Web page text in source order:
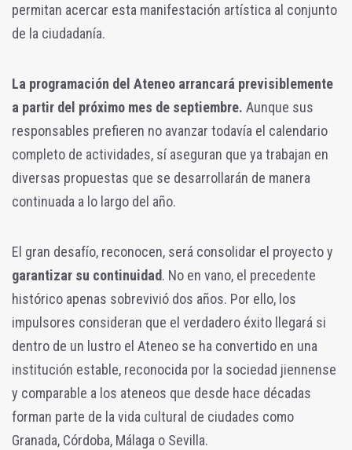
permitan acercar esta manifestación artística al conjunto
de la ciudadanía.
La programación del Ateneo arrancará previsiblemente
a partir del próximo mes de septiembre. Aunque sus
responsables prefieren no avanzar todavía el calendario
completo de actividades, sí aseguran que ya trabajan en
diversas propuestas que se desarrollarán de manera
continuada a lo largo del año.
El gran desafío, reconocen, será consolidar el proyecto y
garantizar su continuidad. No en vano, el precedente
histórico apenas sobrevivió dos años. Por ello, los
impulsores consideran que el verdadero éxito llegará si
dentro de un lustro el Ateneo se ha convertido en una
institución estable, reconocida por la sociedad jiennense
y comparable a los ateneos que desde hace décadas
forman parte de la vida cultural de ciudades como
Granada, Córdoba, Málaga o Sevilla.